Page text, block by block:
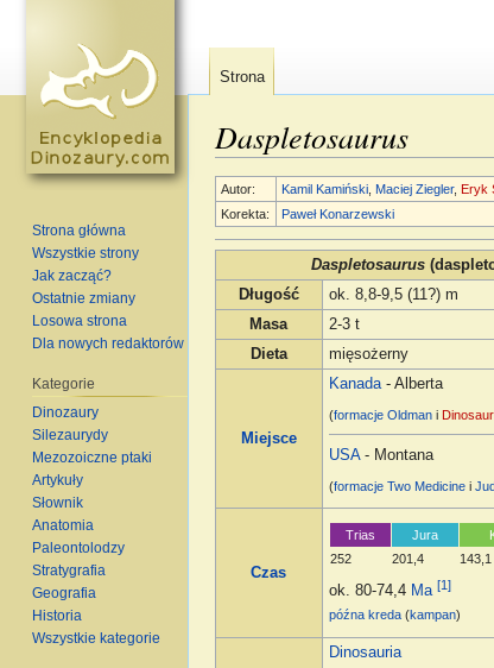
Daspletosaurus
Autor: Kamil Kamiński ,Maciej Ziegler,Eryk
Korekta:
Paweł Konarzewski
Daspletosaurus
Długość
ok. 8,8-9,5 (11?) m
Masa
2-3 t
Dieta
mięsożerny
Miejsce
Kanada- Alberta
(formacje Oldman i
USA- Montana
(formacje Two Medicine i
Czas
Trias
252
Jura
201,4
143,1
ok. 80-74,4 Ma [1]
późna kreda (kampan)
Dinosauria
Strona
Strona główna
Wszystkie strony
Jak zacząć?
Ostatnie zmiany
Losowa strona
Dla nowych redaktorów
Kategorie
Dinozaury
Silezaurydy
Mezozoiczne ptaki
Artykuły
Słownik
Anatomia
Paleontolodzy
Stratygrafia
Geografia
Historia
Wszystkie kategorie